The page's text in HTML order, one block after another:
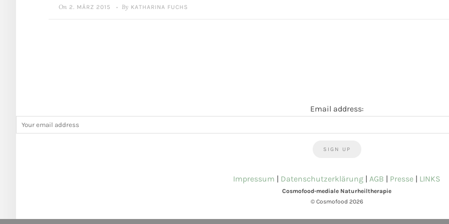
On 2. MÄRZ 2015 • By KATHARINA FUCHS
Email address:
Impressum | Datenschutzerklärung | AGB | Presse | LINKS
Cosmofood-mediale Naturheiltherapie
© Cosmofood 2026